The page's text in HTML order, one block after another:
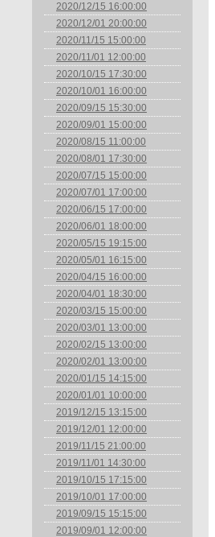
2020/12/15 16:00:00
2020/12/01 20:00:00
2020/11/15 15:00:00
2020/11/01 12:00:00
2020/10/15 17:30:00
2020/10/01 16:00:00
2020/09/15 15:30:00
2020/09/01 15:00:00
2020/08/15 11:00:00
2020/08/01 17:30:00
2020/07/15 15:00:00
2020/07/01 17:00:00
2020/06/15 17:00:00
2020/06/01 18:00:00
2020/05/15 19:15:00
2020/05/01 16:15:00
2020/04/15 16:00:00
2020/04/01 18:30:00
2020/03/15 15:00:00
2020/03/01 13:00:00
2020/02/15 13:00:00
2020/02/01 13:00:00
2020/01/15 14:15:00
2020/01/01 10:00:00
2019/12/15 13:15:00
2019/12/01 12:00:00
2019/11/15 21:00:00
2019/11/01 14:30:00
2019/10/15 17:15:00
2019/10/01 17:00:00
2019/09/15 15:15:00
2019/09/01 12:00:00